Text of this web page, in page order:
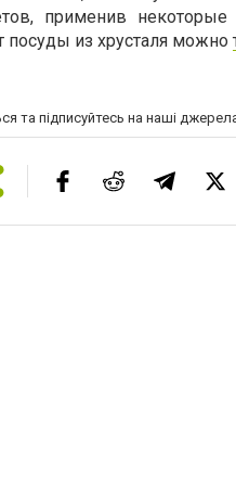
применив
посуды из хрусталя можно
та підписуйтесь на наші